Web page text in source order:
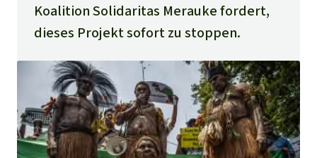
Koalition Solidaritas Merauke fordert,
dieses Projekt sofort zu stoppen.